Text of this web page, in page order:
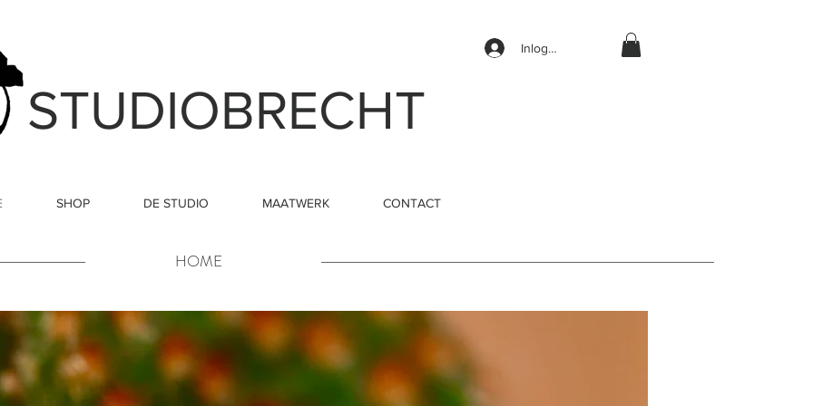
STUDIOBRECHT
Inloggen
SHOP DE STUDIO MAATWERK CONTACT
HOME